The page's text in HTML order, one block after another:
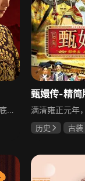
立志凭科举入仕、改写底层命运的孤女孟廷辉因意外结识微服私访的少年新帝英寡，二人联手铲除沙州官匪，英寡赏识其胆识智谋，暗中助力她赴京赶考。孟廷辉入京后遭科举舞弊构陷，凭智勇自证清白，被英寡破格任命为察闻院主事，清查虎啸帮、晚香阁等黑恶势力，逐步牵出血月会复国阴谋与朝堂权斗。二人从君臣知己渐生情愫，历经身世谜团、朝堂阻力与边境战乱，最终平定叛乱、整肃朝纲，携手共护江山万民。
甄嬛传-精简
历史
古装